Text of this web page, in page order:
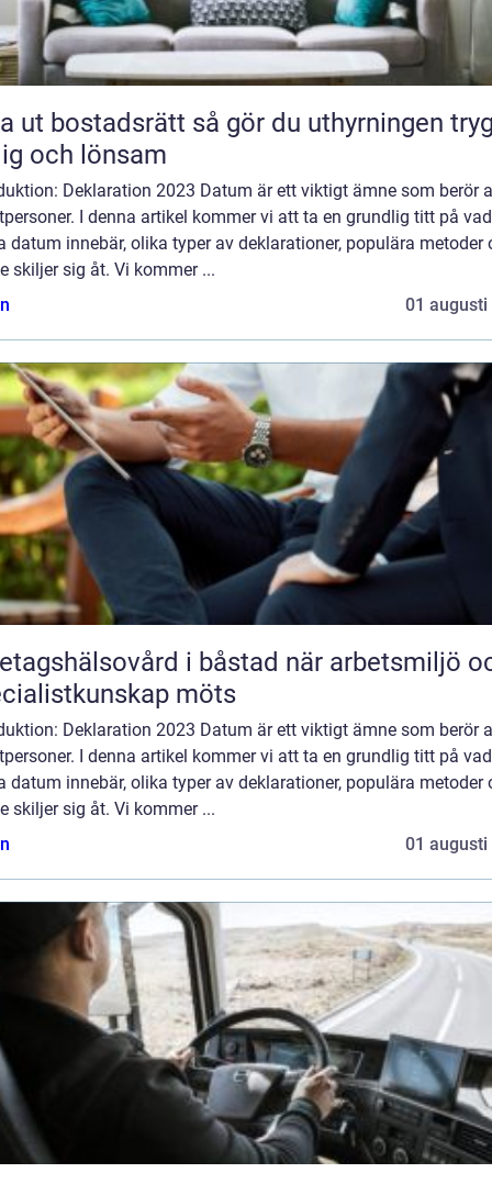
så gör du uthyrningen trygg,
och lönsam
Deklaration 2023 Datum är ett viktigt ämne som berör
I denna artikel kommer vi att ta en grundlig titt på vad
datum innebär, olika typer av deklarationer, populära metoder
skiljer sig åt. Vi kommer ...
01 augusti
i båstad när arbetsmiljö och
möts
Deklaration 2023 Datum är ett viktigt ämne som berör
I denna artikel kommer vi att ta en grundlig titt på vad
datum innebär, olika typer av deklarationer, populära metoder
skiljer sig åt. Vi kommer ...
01 augusti